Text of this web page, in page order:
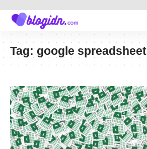
Tag: google spreadsheet